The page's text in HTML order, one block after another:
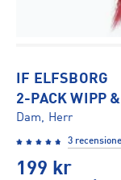
IF ELFSBORG
2-PACK WIPP
Dam, Herr
3
199 kr